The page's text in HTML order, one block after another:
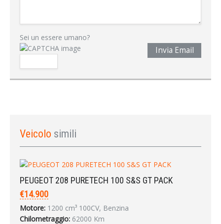
Sei un essere umano?
Invia Email
Veicolo simili
PEUGEOT 208 PURETECH 100 S&S GT PACK
€14.900
Motore: 1200 cm³ 100CV, Benzina
Chilometraggio: 62000 Km